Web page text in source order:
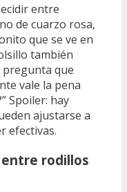
entre
de cuarzo rosa,
que se ve en
también
que
vale la pena
Spoiler: hay
ajustarse a
efectivas.
rodillos